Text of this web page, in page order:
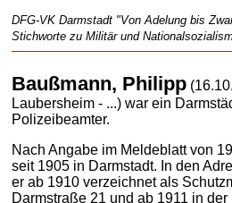
DFG-VK Darmstadt "Von Adelung bis
Stichworte zu Militär und
Baußmann, Philipp
Laubersheim - ...) war ein
Polizeibeamter.
Nach Angabe im Meldeblatt von
seit 1905 in Darmstadt. In den
er ab 1910 verzeichnet als
Darmstraße 21 und ab 1911 in